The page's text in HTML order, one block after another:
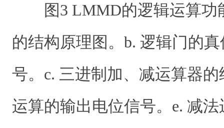
图3 LMMD的逻辑运算功
的结构原理图。 b. 逻辑门的
号。 c. 三进制加、减运算器
运算的输出电位信号。 e. 减法